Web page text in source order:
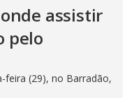
assistir
pelo
feira (29), no Barradão,